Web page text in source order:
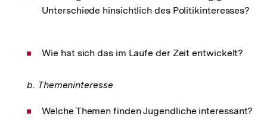
Unterschiede hinsichtlich des Politikinteresses?
Wie hat sich das im Laufe der Zeit entwickelt?
b. Themeninteresse
Welche Themen finden Jugendliche interessant?